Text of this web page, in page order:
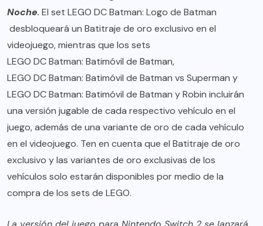
Noche. El set LEGO DC Batman: Logo de Batman
desbloqueará un Batitraje de oro exclusivo en el
videojuego, mientras que los sets
LEGO DC Batman: Batimóvil de Batman,
LEGO DC Batman: Batimóvil de Batman vs Superman y
LEGO DC Batman: Batimóvil de Batman y Robin incluirán
una versión jugable de cada respectivo vehículo en el
juego, además de una variante de oro de cada vehículo
en el videojuego. Ten en cuenta que el Batitraje de oro
exclusivo y las variantes de oro exclusivas de los
vehículos solo estarán disponibles por medio de la
compra de los sets de LEGO.